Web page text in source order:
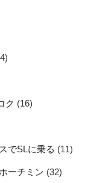
ク (16)
でSLに乗る (11)
ーチミン (32)